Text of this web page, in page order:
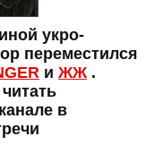
укро-
переместился
и ЖЖ .
в